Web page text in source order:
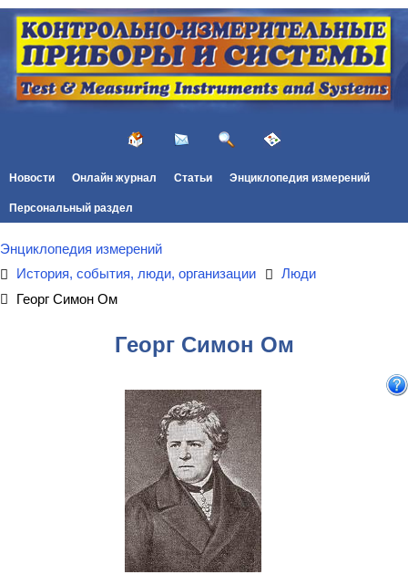
Новости Онлайн журнал Статьи Энциклопедия измерений
Персональный раздел
Энциклопедия измерений
История, события, люди, организации
Люди
Георг Симон Ом
Георг Симон Ом